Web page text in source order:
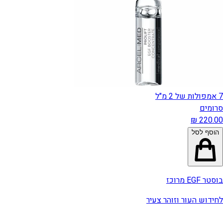
7 אמפולות של 2 מ"ל
סרומים
הוסף לסל
בוסטר EGF מרוכז
לחידוש העור וזוהר צעיר